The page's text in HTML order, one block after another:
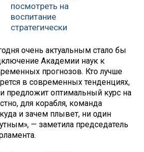
посмотреть на
воспитание
стратегически
очень актуальным стало бы
Академии наук к
прогнозов. Кто лучше
в современных тенденциях,
и предложит оптимальный курс на
для корабля, команда
и зачем плывет, ни один
— заметила председатель